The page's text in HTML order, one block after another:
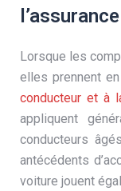
Lorsque les
elles prennent
conducteur et à
appliquent
conducteurs
antécédents
voiture jouent